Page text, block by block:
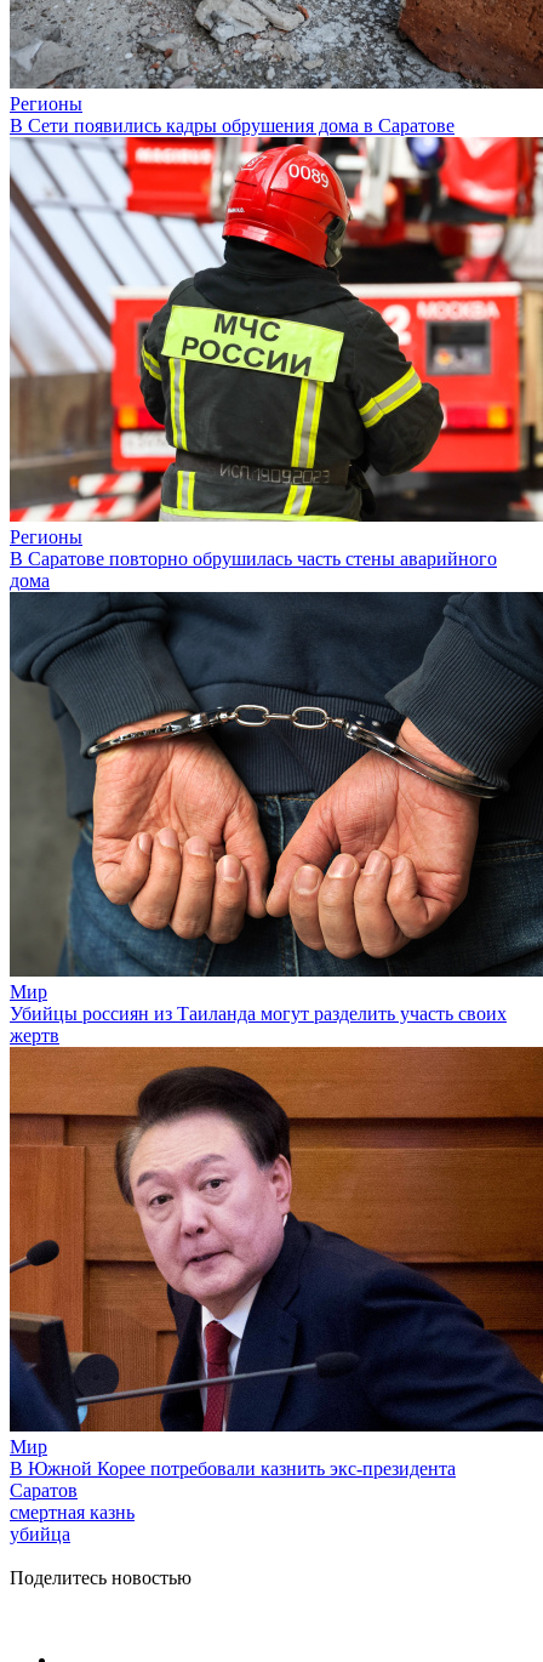
Регионы
В Сети появились кадры обрушения дома в Саратове
Регионы
В Саратове повторно обрушилась часть стены аварийного
дома
Мир
Убийцы россиян из Таиланда могут разделить участь своих
жертв
Мир
В Южной Корее потребовали казнить экс-президента
Саратов
смертная казнь
убийца
Поделитесь новостью